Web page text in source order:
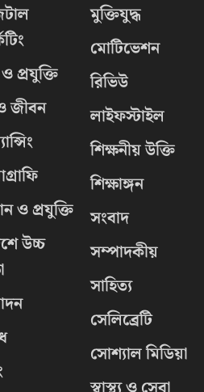
প্রযুক্তি
জীবন
ও প্রযুক্তি
উচ্চ
মুক্তিযুদ্ধ
মোটিভেশন
রিভিউ
লাইফস্টাইল
শিক্ষনীয় উক্তি
শিক্ষাঙ্গন
সংবাদ
সম্পাদকীয়
সাহিত্য
সেলিব্রেটি
সোশ্যাল মিডিয়া